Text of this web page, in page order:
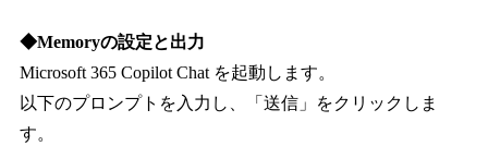
◆Memoryの設定と出力
Microsoft 365 Copilot Chat を起動します。
以下のプロンプトを入力し、「送信」をクリックしま
す。